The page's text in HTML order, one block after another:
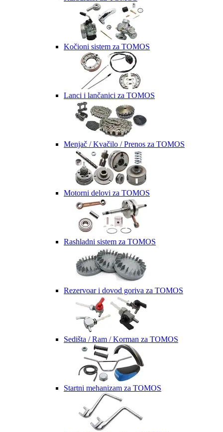
Kočioni sistem za TOMOS
Lanci i lančanici za TOMOS
Menjač / Kvačilo / Prenos za TOMOS
Motorni delovi za TOMOS
Rashladni sistem za TOMOS
Rezervoar i dovod goriva za TOMOS
Sedišta / Ram / Korman za TOMOS
Startni mehanizam za TOMOS